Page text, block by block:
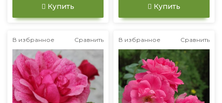
Купить Купить
В избранное Сравнить В избранное Сравнить